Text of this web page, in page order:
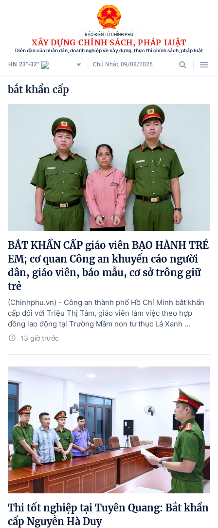
BÁO ĐIỆN TỬ CHÍNH PHỦ
XÂY DỰNG CHÍNH SÁCH, PHÁP LUẬT
Diễn đàn của nhân dân, doanh nghiệp về xây dựng, thực thi chính sách, pháp luật
HN 23°-32° Chủ Nhật, 09/08/2026
Danh mục
Trang chủ
Chính sách mới
Tham vấn chính sách
Người dân góp ý
Doanh nghiệp hiến kế
Chính sách và cuộc sống
Hướng dẫn thực hiện chính sách
Phát triển kinh tế tư nhân và doanh nghiệp dân tộc
Ocop và chuỗi giá trị Nông sản
Kinh tế tư nhân
Doanh nghiệp dân tộc
Khác
Video
© BÁO ĐIỆN TỬ CHÍNH PHỦ
Tổng Giám đốc:Nguyễn Hồng Sâm
Trụ sở: 16 Lê Hồng Phong - Ba Đình - Hà Nội.
Điện thoại: 080 43162; Fax: 080.48924;
Email: thongtinchinhphu@chinhphu.vn.
Theo dõi báo trên:
bắt khẩn cấp
BẮT KHẨN CẤP giáo viên BẠO HÀNH TRẺ
EM; cơ quan Công an khuyến cáo người
dân, giáo viên, báo mẫu, cơ sở trông giữ
trẻ
13 giờ trước
(Chinhphu.vn) - Công an thành phố Hồ Chí Minh bắt khẩn
cấp đối với Triệu Thị Tâm, giáo viên làm việc theo hợp
đồng lao động tại Trường Mầm non tư thục Lá Xanh ...
Thi tốt nghiệp tại Tuyên Quang: Bắt khẩn
cấp Nguyễn Hà Duy